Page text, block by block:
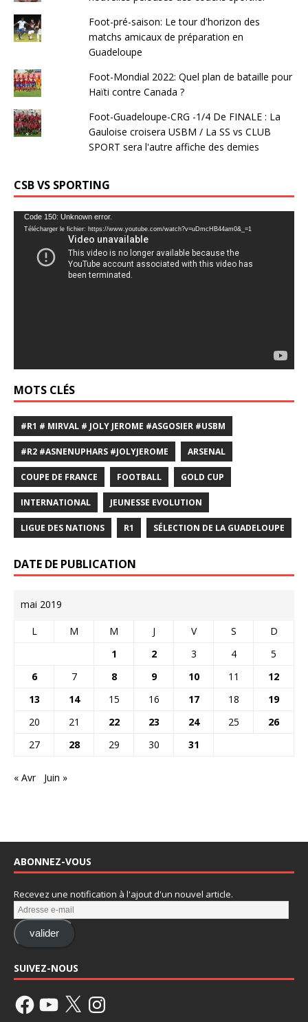
Foot-pré-saison: Le tour d'horizon des
matchs amicaux de préparation en
Guadeloupe
Foot-Mondial 2022: Quel plan de bataille pour
Haïti contre Canada ?
Foot-Guadeloupe-CRG -1/4 De FINALE : La
Gauloise croisera USBM / La SS vs CLUB
SPORT sera l'autre affiche des demies
CSB VS SPORTING
Lecteur
vidéo
Code 150: Unknown error.
Télécharger le fichier: https://www.youtube.com/watch?v=uDmcHB44am0&_=1
MOTS CLÉS
#R1 # MIRVAL # JOLY JEROME #ASGOSIER #USBM
#R2 #ASNENUPHARS #JOLYJEROME ARSENAL
COUPE DE FRANCE FOOTBALL GOLD CUP
INTERNATIONAL JEUNESSE EVOLUTION
LIGUE DES NATIONS R1 SÉLECTION DE LA GUADELOUPE
DATE DE PUBLICATION
mai 2019
L M M J V S
D
1
2 3 4
5
6
7 8 9 10 11
12
13
14 15 16 17 18
19
20
21 22 23 24 25
26
27
28 29 30 31
« Avr Juin »
ABONNEZ-VOUS
Recevez une notification à l'ajout d'un nouvel article.
valider
SUIVEZ-NOUS